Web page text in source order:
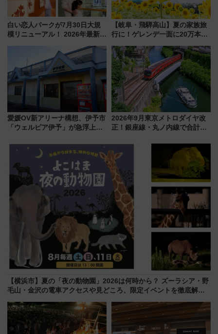
白い恋人パークが7月30日大規
模リニューアル！ 2026年最新の
と料金・アクセスを徹底解説
（札幌市）
【岐阜・飛騨高山】夏の家族旅
行に！ゲレンデ一面に20万本の
アひまわり園」開園
愛媛OV新アリーナ構想、伊予市
「ウェルピア伊予」が急浮上！
で探る鉄道アクセスの未来
2026年9月東京メトロダイヤ改
正！銀座線・丸ノ内線で合計
待
【横浜市】夏の「夜の動物園」2026は何時から？ ズーラシア・野
毛山・金沢の電車アクセスや見どころ、限定イベントを徹底解